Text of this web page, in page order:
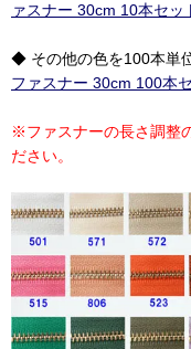
ァスナー 30cm 10本セッ
◆ その他の色を100本
ファスナー 30cm 100本
※ファスナーの長さ調整
ださい。